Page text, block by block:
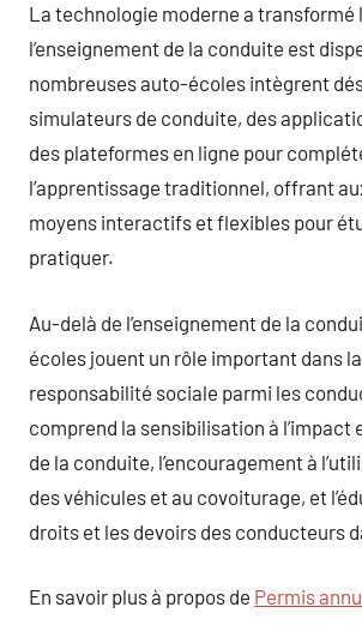
La technologie moderne a transformé
l’enseignement de la conduite est
nombreuses auto-écoles intègrent
simulateurs de conduite, des
des plateformes en ligne pour
l’apprentissage traditionnel, offrant
moyens interactifs et flexibles pour
pratiquer.
Au-delà de l’enseignement de la
écoles jouent un rôle important dans
responsabilité sociale parmi les
comprend la sensibilisation à l’impact
de la conduite, l’encouragement à
des véhicules et au covoiturage, et
droits et les devoirs des conducteurs
En savoir plus à propos de Permis